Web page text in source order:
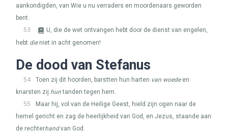
aankondigden, van Wie u nu verraders en moordenaars geworden
bent.
53
U, die de wet ontvangen hebt door de dienst van engelen,
hebt dieniet in acht genomen!
De dood van Stefanus
54 Toen zij dit hoorden, barstten hun harten van woedeen
knarsten zij huntanden tegen hem.
55
Maar hij, vol van de Heilige Geest, hield zijn ogen naar de
hemel gericht en zag de heerlijkheid van God, en Jezus, staande aan
de rechterhandvan God.